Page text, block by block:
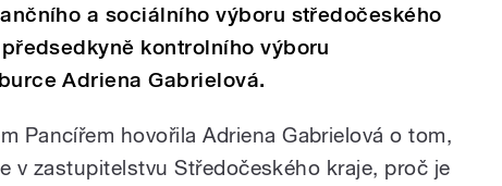
a sociálního výboru středočeského
kontrolního výboru
Adriena Gabrielová.
Pancířem hovořila Adriena Gabrielová o tom,
v zastupitelstvu Středočeského kraje, proč je